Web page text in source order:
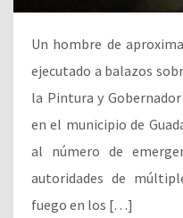
Un hombre de
ejecutado a balazos
la Pintura y
en el municipio de
al número de
autoridades de
fuego en los […]